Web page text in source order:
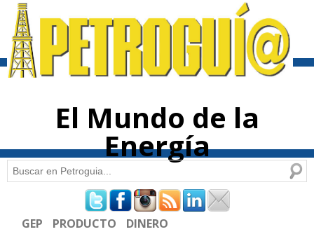
contenido
El Mundo de la
Energía
Formulario de búsqueda
Buscar
GEP PRODUCTO DINERO